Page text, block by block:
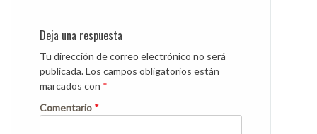
Deja una respuesta
Tu dirección de correo electrónico no será
publicada.Los campos obligatorios están
marcados con *
Comentario *